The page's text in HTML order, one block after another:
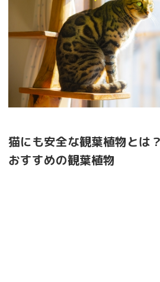
飼い主さ
ペットの
知って得
猫にも安全な観葉植物とは
おすすめの観葉植物